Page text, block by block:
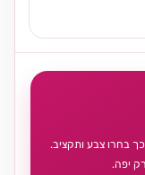
בחרו צבע ותקציב.
יפה.